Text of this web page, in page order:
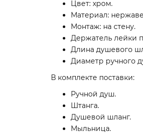
Цвет: хром.
Материал:
Монтаж: на стену.
Держатель лейки
Длина душевого
Диаметр ручного
В комплекте поставки:
Ручной душ.
Штанга.
Душевой шланг.
Мыльница.